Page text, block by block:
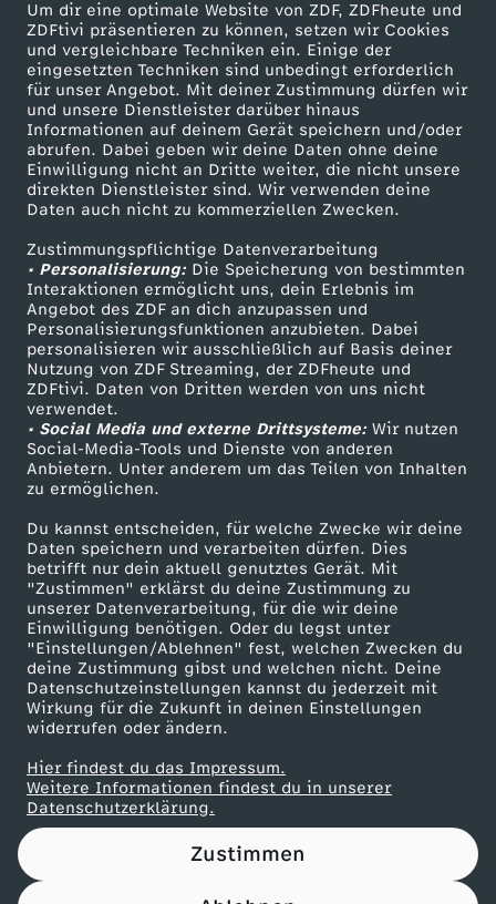
Um dir eine optimale Website von ZDF, ZDFheute und
ZDFtivi präsentieren zu können, setzen wir Cookies
und vergleichbare Techniken ein. Einige der
eingesetzten Techniken sind unbedingt erforderlich
für unser Angebot. Mit deiner Zustimmung dürfen wir
und unsere Dienstleister darüber hinaus
Informationen auf deinem Gerät speichern und/oder
abrufen. Dabei geben wir deine Daten ohne deine
Einwilligung nicht an Dritte weiter, die nicht unsere
direkten Dienstleister sind. Wir verwenden deine
Daten auch nicht zu kommerziellen Zwecken.
Zustimmungspflichtige Datenverarbeitung
• Personalisierung:Die Speicherung von bestimmten
Interaktionen ermöglicht uns, dein Erlebnis im
Angebot des ZDF an dich anzupassen und
Personalisierungsfunktionen anzubieten. Dabei
personalisieren wir ausschließlich auf Basis deiner
Nutzung von ZDF Streaming, der ZDFheute und
ZDFtivi. Daten von Dritten werden von uns nicht
verwendet.
• Social Media und externe Drittsysteme:Wir nutzen
Social-Media-Tools und Dienste von anderen
Anbietern. Unter anderem um das Teilen von Inhalten
zu ermöglichen.
Du kannst entscheiden, für welche Zwecke wir deine
Daten speichern und verarbeiten dürfen. Dies
betrifft nur dein aktuell genutztes Gerät. Mit
"Zustimmen" erklärst du deine Zustimmung zu
unserer Datenverarbeitung, für die wir deine
Einwilligung benötigen. Oder du legst unter
"Einstellungen/Ablehnen" fest, welchen Zwecken du
deine Zustimmung gibst und welchen nicht. Deine
Datenschutzeinstellungen kannst du jederzeit mit
Wirkung für die Zukunft in deinen Einstellungen
widerrufen oder ändern.
Hier findest du das Impressum.
Weitere Informationen findest du in unserer
Datenschutzerklärung.
Zustimmen
f
t
Mehr ZDF
ZDF-Apps
Smart TV
ZDFtext
Livestreams
Sendungen A-Z
TV-Programm
Service
ZDFmitreden
Kontakt zum ZDF
Tickets
Zuschauerservice
Hilfe
ZDF Unternehmen
Karriere
ZDF goes Schule
Werbefernsehen
Mainzelmännchen
Partner